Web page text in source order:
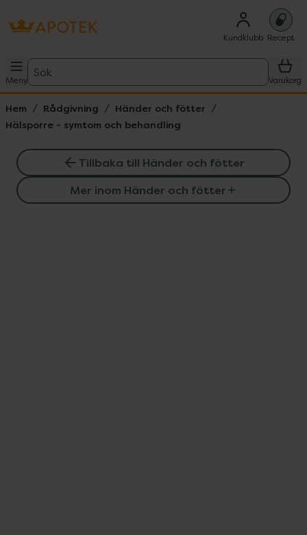
Kundklubb Recept
Meny
Sök
Varukorg
Hem Rådgivning
Händer och fötter
Hälsporre - symtom och behandling
Tillbaka till Händer och fötter
Mer inom Händer och fötter